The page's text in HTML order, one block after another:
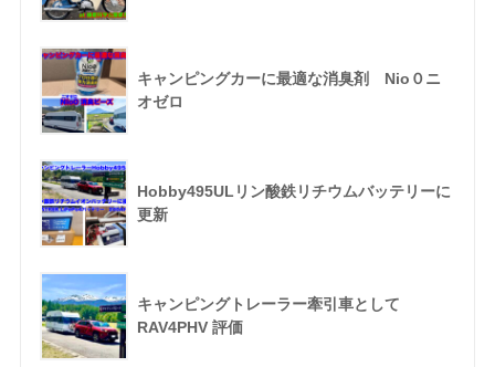
キャンピングカーに最適な消臭剤 Nio０ニ
オゼロ
Hobby495ULリン酸鉄リチウムバッテリーに
更新
キャンピングトレーラー牽引車として
RAV4PHV 評価